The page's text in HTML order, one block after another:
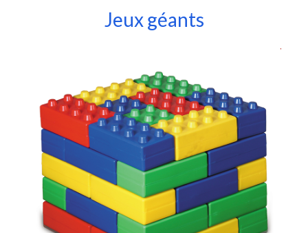
Jeux géants